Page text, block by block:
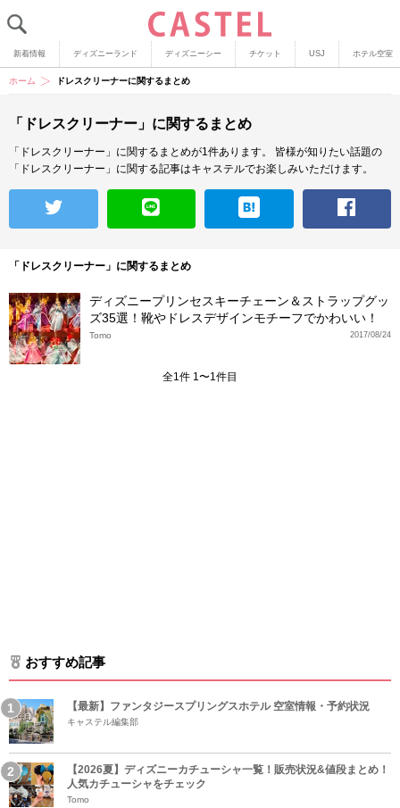
新着情報 ディズニーランド ディズニーシー チケット USJ ホテル空室
ホーム ドレスクリーナーに関するまとめ
「ドレスクリーナー」に関するまとめ
「ドレスクリーナー」に関するまとめが1件あります。
皆様が知りたい話題の
「ドレスクリーナー」に関する記事はキャステルでお楽しみいただけます。
「ドレスクリーナー」に関するまとめ
ディズニープリンセスキーチェーン＆ストラップグッ
ズ35選！靴やドレスデザインモチーフでかわいい！
2017/08/24
Tomo
全1件 1〜1件目
おすすめ記事
【最新】ファンタジースプリングスホテル 空室情報・予約状況
キャステル編集部
【2026夏】ディズニーカチューシャ一覧！販売状況&値段まとめ！
人気カチューシャをチェック
Tomo